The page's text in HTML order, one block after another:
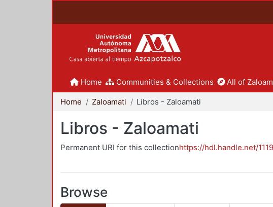
Home Communities & Collections All of
Home Zaloamati Libros - Zaloamati
Libros - Zaloamati
Permanent URI for this collectionhttps://hdl.handle.net/
Browse